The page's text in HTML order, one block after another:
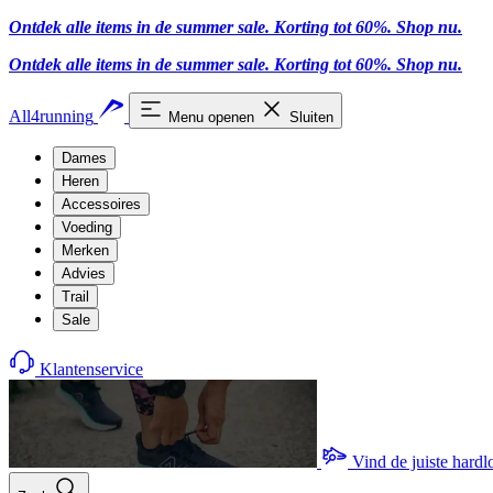
Ontdek alle items in de summer sale. Korting tot 60%. Shop nu.
Ontdek alle items in de summer sale. Korting tot 60%. Shop nu.
All4running Menu openen Sluiten
Dames
Heren
Accessoires
Voeding
Merken
Advies
Trail
Sale
Klantenservice
Vind de juiste